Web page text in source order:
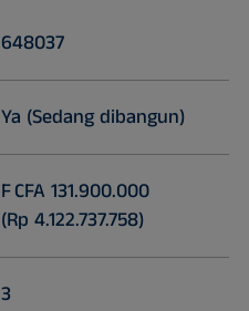
648037
Ya (Sedang dibangun)
F CFA 131.900.000
(Rp 4.122.737.758)
3